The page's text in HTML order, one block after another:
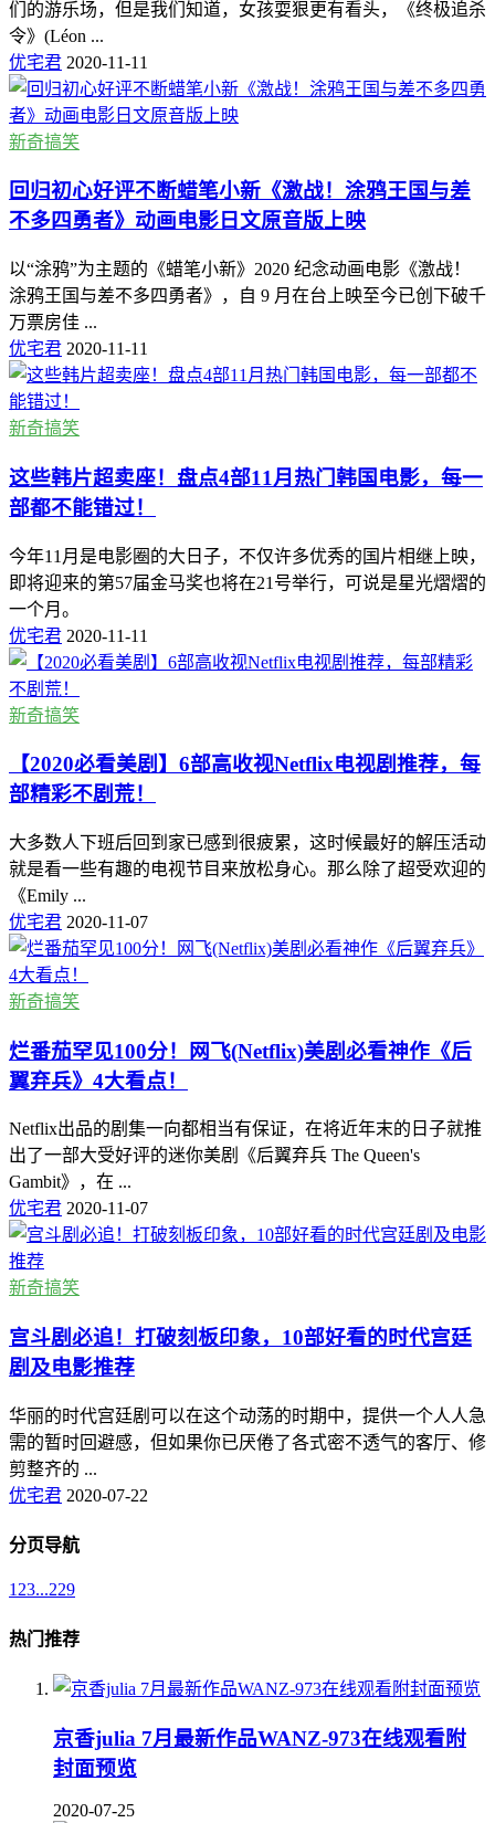
们的游乐场，但是我们知道，女孩耍狠更有看头，《终极追杀
令》(Léon ...
优宅君 2020-11-11
新奇搞笑
回归初心好评不断蜡笔小新《激战！涂鸦王国与差
不多四勇者》动画电影日文原音版上映
以“涂鸦”为主题的《蜡笔小新》2020 纪念动画电影《激战！
涂鸦王国与差不多四勇者》，自 9 月在台上映至今已创下破千
万票房佳 ...
优宅君 2020-11-11
新奇搞笑
这些韩片超卖座！盘点4部11月热门韩国电影，每一
部都不能错过！
今年11月是电影圈的大日子，不仅许多优秀的国片相继上映，
即将迎来的第57届金马奖也将在21号举行，可说是星光熠熠的
一个月。
优宅君 2020-11-11
新奇搞笑
【2020必看美剧】6部高收视Netflix电视剧推荐，每
部精彩不剧荒！
大多数人下班后回到家已感到很疲累，这时候最好的解压活动
就是看一些有趣的电视节目来放松身心。那么除了超受欢迎的
《Emily ...
优宅君 2020-11-07
新奇搞笑
烂番茄罕见100分！网飞(Netflix)美剧必看神作《后
翼弃兵》4大看点！
Netflix出品的剧集一向都相当有保证，在将近年末的日子就推
出了一部大受好评的迷你美剧《后翼弃兵 The Queen's
Gambit》，在 ...
优宅君 2020-11-07
新奇搞笑
宫斗剧必追！打破刻板印象，10部好看的时代宫廷
剧及电影推荐
华丽的时代宫廷剧可以在这个动荡的时期中，提供一个人人急
需的暂时回避感，但如果你已厌倦了各式密不透气的客厅、修
剪整齐的 ...
优宅君 2020-07-22
分页导航
1 23...229
热门推荐
京香julia 7月最新作品WANZ-973在线观看附
封面预览
2020-07-25